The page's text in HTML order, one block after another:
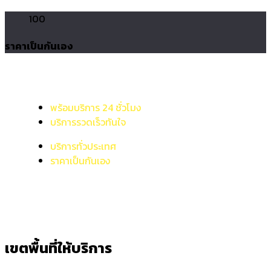
100
ราคาเป็นกันเอง
พร้อมบริการ 24 ชั่วโมง
บริการรวดเร็วทันใจ
บริการทั่วประเทศ
ราคาเป็นกันเอง
เขตพื้นที่ให้บริการ